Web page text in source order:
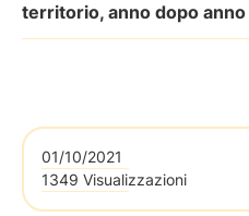
territorio, anno dopo anno
01/10/2021
1349 Visualizzazioni